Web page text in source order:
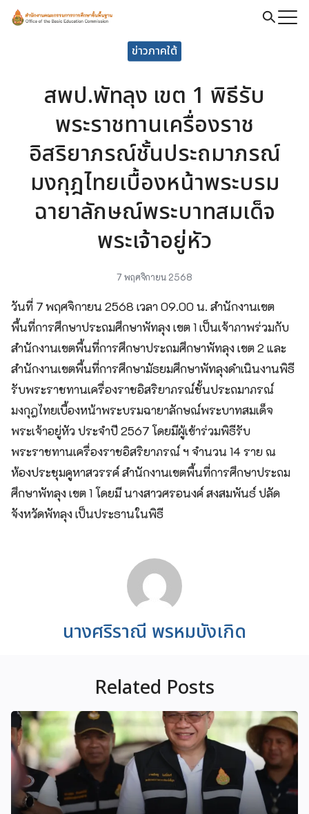
Skip
ข่าวภาคใต้
สพป.พัทลุง เขต 1 พิธีรับ
พระราชทานเครื่องราช
อิสริยาภรณ์ชั้นประถมาภรณ์
มงกุฎไทยเบื้องหน้าพระบรม
ฉายาลักษณ์พระบาทสมเด็จ
พระเจ้าอยู่หัว
7 พฤศจิกายน 2568
วันที่ 7 พฤศจิกายน 2568 เวลา 09.00 น. สำนักงานเขต
พื้นที่การศึกษาประถมศึกษาพัทลุง เขต 1 เป็นเจ้าภาพร่วมกับ
สำนักงานเขตพื้นที่การศึกษาประถมศึกษาพัทลุง เขต 2 และ
สำนักงานเขตพื้นที่การศึกษามัธยมศึกษาพัทลุงดำเนินงานพิธี
รับพระราชทานเครื่องราชอิสริยาภรณ์ชั้นประถมาภรณ์
มงกุฎไทยเบื้องหน้าพระบรมฉายาลักษณ์พระบาทสมเด็จ
พระเจ้าอยู่หัว ประจำปี 2567 โดยมีผู้เข้าร่วมพิธีรับ
พระราชทานเครื่องราชอิสริยาภรณ์ ฯ จำนวน 14 ราย ณ
ห้องประชุมคูหาสวรรค์ สำนักงานเขตพื้นที่การศึกษาประถม
ศึกษาพัทลุง เขต 1 โดยมี นางสาวศรอนงค์ สงสมพันธ์ ปลัด
จังหวัดพัทลุง เป็นประธานในพิธี
นางศริราณี พรหมบังเกิด
Related Posts